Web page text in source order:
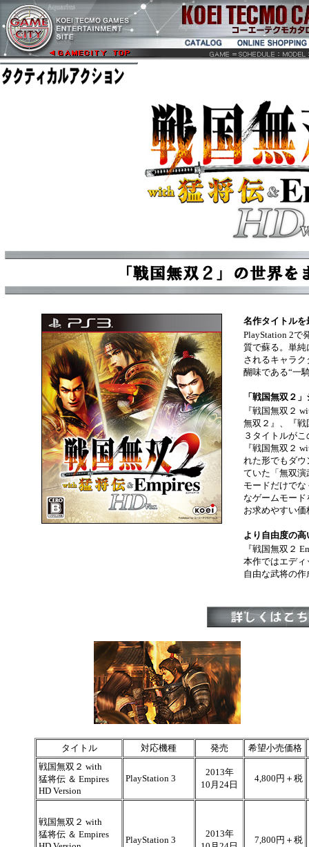
名作タイトル
PlayStation 2で
質で蘇る。単
されるキャラ
醐味である“一
「戦国無双２
『戦国無双２
無双２』、『戦
３タイトルが
『戦国無双２
れた形でもダ
ていた「無双
モードだけで
なゲームモー
お求めやすい
より自由度の
『戦国無双２
本作ではエデ
自由な武将の
タイトル 対応機種 発売
希望小売価格
戦国無双２ with
猛将伝 ＆ Empires
HD Version
PlayStation 3
2013年
10月24日
4,800円＋税
戦国無双２ with
猛将伝 ＆ Empires
PlayStation 3
2013年
7,800円＋税